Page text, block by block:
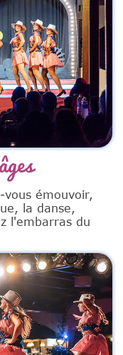
émouvoir,
la danse,
l'embarras du